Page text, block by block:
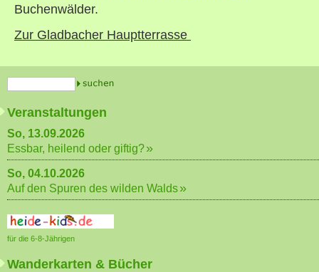
Buchenwälder.
Zur Gladbacher Hauptterrasse
Veranstaltungen
So, 13.09.2026
Essbar, heilend oder giftig?
So, 04.10.2026
Auf den Spuren des wilden Walds
für die 6-8-Jährigen
Wanderkarten & Bücher